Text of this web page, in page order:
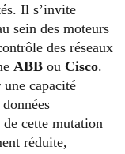
Il s’invite
sein des moteurs
des réseaux
ABB ou Cisco.
capacité
de cette mutation
réduite,